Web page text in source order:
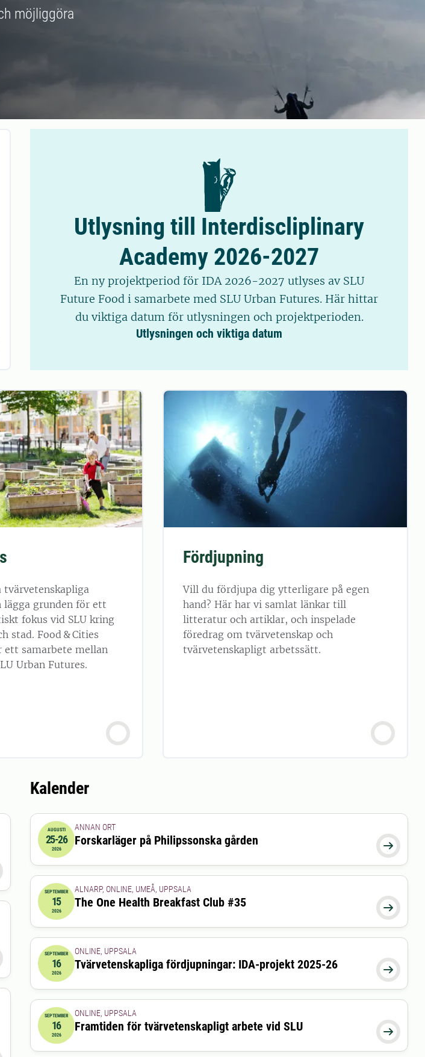
möjliggöra
Utlysning till Interdiscliplinary
Academy 2026-2027
En ny projektperiod för IDA 2026-2027 utlyses av SLU
Future Food i samarbete med SLU Urban Futures. Här hittar
du viktiga datum för utlysningen och projektperioden.
Utlysningen och viktiga datum
tvärvetenskapliga
lägga grunden för ett
fokus vid SLU kring
stad. Food & Cities
ett samarbete mellan
Urban Futures.
Fördjupning
Vill du fördjupa dig ytterligare på egen
hand? Här har vi samlat länkar till
litteratur och artiklar, och inspelade
föredrag om tvärvetenskap och
tvärvetenskapligt arbetssätt.
Kalender
2026-08-25 11:00:00till2026-08-26 15:30:00
AUGUSTI
25-26
2026 
ANNAN ORT
Forskarläger på Philipssonska gården
2026-09-15 08:00:00till2026-09-15 09:00:00
SEPTEMBER
15
2026 
ALNARP, ONLINE, UMEÅ, UPPSALA
The One Health Breakfast Club #35
2026-09-16 09:00:00till2026-09-16 11:30:00
SEPTEMBER
16
2026 
ONLINE, UPPSALA
Tvärvetenskapliga fördjupningar: IDA-projekt 2025-26
2026-09-16 13:00:00till2026-09-16 16:00:00
SEPTEMBER
16
2026 
ONLINE, UPPSALA
Framtiden för tvärvetenskapligt arbete vid SLU